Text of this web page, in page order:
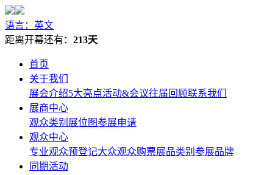
语言：英文
距离开幕还有： 213天
首页
关于我们
展会介绍5大亮点活动&会议往届回顾联系我们
展商中心
观众类别 展位图参展申请
观众中心
专业观众预登记大众观众购票展品类别 参展品牌
同期活动